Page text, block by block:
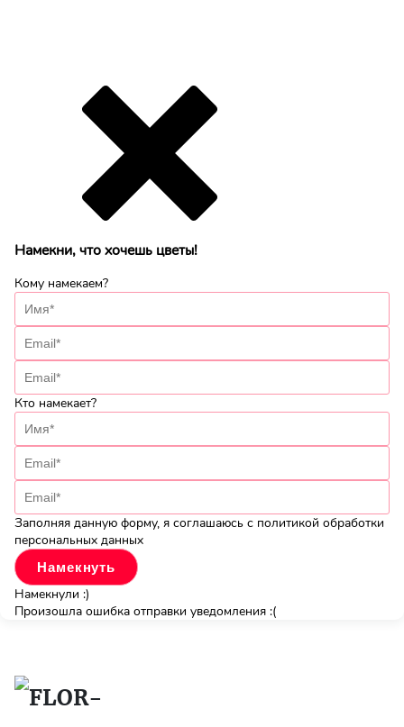
Намекни, что хочешь цветы!
Кому намекаем?
Кто намекает?
Заполняя данную форму, я соглашаюсь с политикой обработки
персональных данных
Намекнули :)
Произошла ошибка отправки уведомления :(